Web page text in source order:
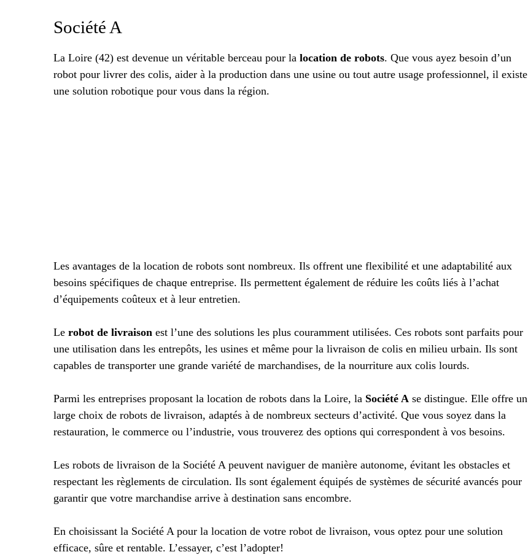
Société A
La Loire (42) est devenue un véritable berceau pour la location de robots. Que vous ayez besoin d’un
robot pour livrer des colis, aider à la production dans une usine ou tout autre usage professionnel, il existe
une solution robotique pour vous dans la région.
Les avantages de la location de robots sont nombreux. Ils offrent une flexibilité et une adaptabilité aux
besoins spécifiques de chaque entreprise. Ils permettent également de réduire les coûts liés à l’achat
d’équipements coûteux et à leur entretien.
Le robot de livraison est l’une des solutions les plus couramment utilisées. Ces robots sont parfaits pour
une utilisation dans les entrepôts, les usines et même pour la livraison de colis en milieu urbain. Ils sont
capables de transporter une grande variété de marchandises, de la nourriture aux colis lourds.
Parmi les entreprises proposant la location de robots dans la Loire, la Société A se distingue. Elle offre un
large choix de robots de livraison, adaptés à de nombreux secteurs d’activité. Que vous soyez dans la
restauration, le commerce ou l’industrie, vous trouverez des options qui correspondent à vos besoins.
Les robots de livraison de la Société A peuvent naviguer de manière autonome, évitant les obstacles et
respectant les règlements de circulation. Ils sont également équipés de systèmes de sécurité avancés pour
garantir que votre marchandise arrive à destination sans encombre.
En choisissant la Société A pour la location de votre robot de livraison, vous optez pour une solution
efficace, sûre et rentable. L’essayer, c’est l’adopter!